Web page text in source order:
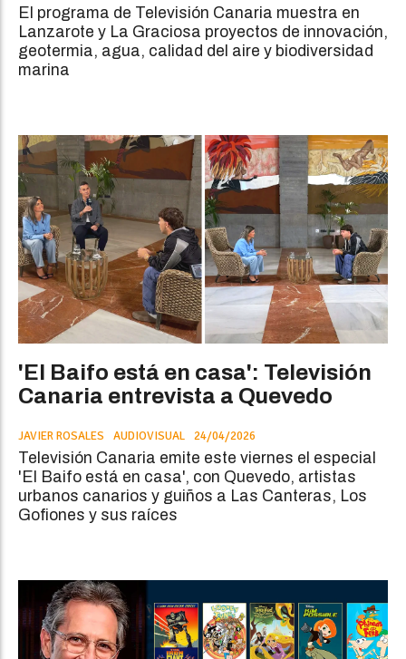
El programa de Televisión Canaria muestra en
Lanzarote y La Graciosa proyectos de innovación,
geotermia, agua, calidad del aire y biodiversidad
marina
'El Baifo está en casa': Televisión
Canaria entrevista a Quevedo
JAVIER ROSALES AUDIOVISUAL 24/04/2026
Televisión Canaria emite este viernes el especial
'El Baifo está en casa', con Quevedo, artistas
urbanos canarios y guiños a Las Canteras, Los
Gofiones y sus raíces